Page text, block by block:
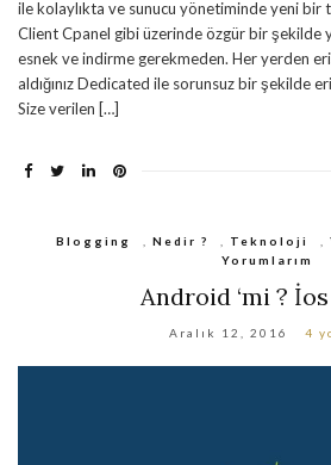
ile kolaylıkta ve sunucu yönetiminde yeni bir
Client Cpanel gibi üzerinde özgür bir şekilde
esnek ve indirme gerekmeden. Her yerden
aldığınız Dedicated ile sorunsuz bir şekilde
Size verilen […]
Blogging Nedir ? Teknoloji
Yorumlarım
Android ‘mi ? İos
Aralık 12, 2016 4